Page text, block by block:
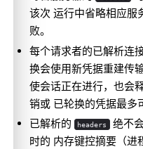
该次 运行中省略相应服
败。
每个请求者的已解析连
换会使用新凭据重建传
使会话正在进行，也会
销或 已轮换的凭据最多
已解析的
headers
绝不
时的 内存键控摘要（进